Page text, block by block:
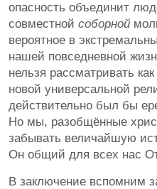
опасность объединит
совместной соборной
вероятное в
нашей повседневной
нельзя рассматривать
новой универсальной
действительно был бы
Но мы, разобщённые
забывать величайшую
Он общий для всех нас
В заключение вспомним